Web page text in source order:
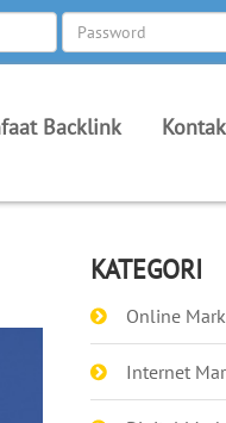
Backlink
KATEGORI
Online
Internet